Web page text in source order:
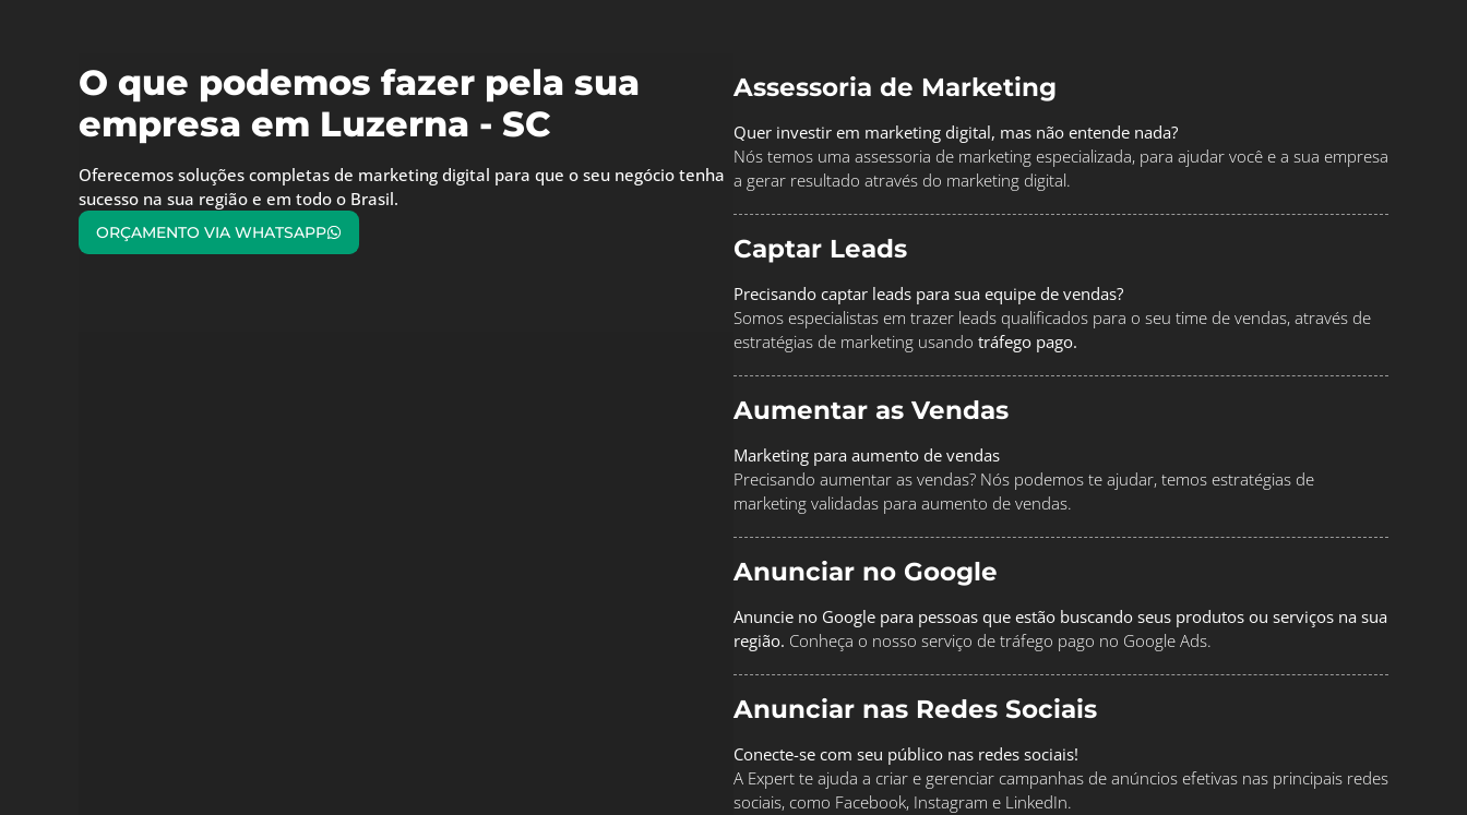
O que podemos fazer pela sua
empresa em Luzerna - SC
Oferecemos soluções completas de marketing digital para que o seu negócio tenha
sucesso na sua região e em todo o Brasil.
ORÇAMENTO VIA WHATSAPP
Assessoria de Marketing
Quer investir em marketing digital, mas não entende nada?
Nós temos uma assessoria de marketing especializada, para ajudar você e a sua empresa
a gerar resultado através do marketing digital.
Captar Leads
Precisando captar leads para sua equipe de vendas?
Somos especialistas em trazer leads qualificados para o seu time de vendas, através de
estratégias de marketing usando tráfego pago.
Aumentar as Vendas
Marketing para aumento de vendas
Precisando aumentar as vendas? Nós podemos te ajudar, temos estratégias de
marketing validadas para aumento de vendas.
Anunciar no Google
Anuncie no Google para pessoas que estão buscando seus produtos ou serviços na sua
região. Conheça o nosso serviço de tráfego pago no Google Ads.
Anunciar nas Redes Sociais
Conecte-se com seu público nas redes sociais!
A Expert te ajuda a criar e gerenciar campanhas de anúncios efetivas nas principais redes
sociais, como Facebook, Instagram e LinkedIn.